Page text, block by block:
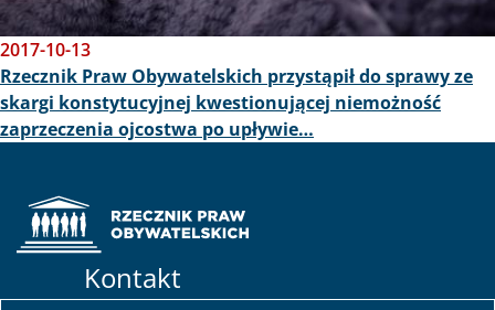
2017-10-13
Rzecznik Praw Obywatelskich przystąpił do sprawy ze
skargi konstytucyjnej kwestionującej niemożność
zaprzeczenia ojcostwa po upływie…
Kontakt